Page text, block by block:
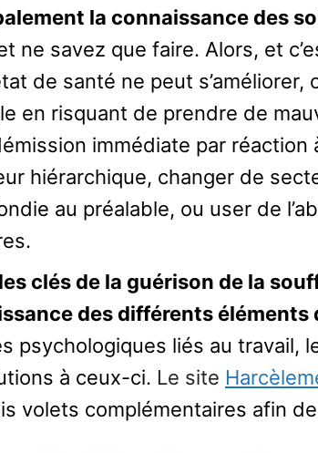
la connaissance des
ne savez que faire. Alors, et
de santé ne peut s’améliorer,
en risquant de prendre de
immédiate par
hiérarchique, changer de
au préalable, ou user de
clés de la guérison de la
des différents éléments
psychologiques liés au travail,
à ceux-ci. Le site
volets complémentaires afin